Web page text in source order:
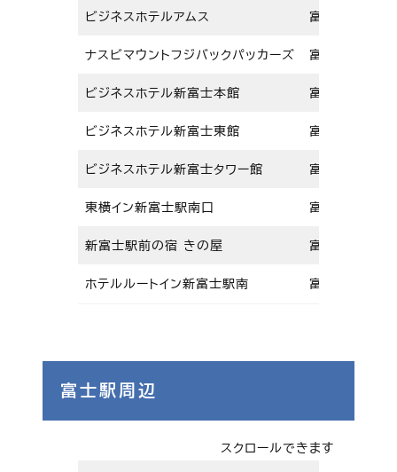
ビジネスホテルアムス 富士市川成
ナスビマウントフジバックパッカーズ 富士市横割
ビジネスホテル新富士本館 富士市横割
ビジネスホテル新富士東館 富士市横割
ビジネスホテル新富士タワー館 富士市横割
東横イン新富士駅南口 富士市柳島
新富士駅前の宿 きの屋 富士市宮島
ホテルルートイン新富士駅南 富士市宮島
富士駅周辺
スクロールできます